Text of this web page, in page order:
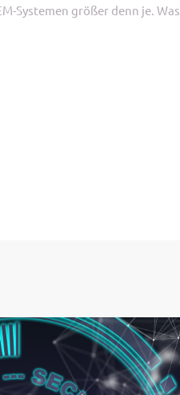
Systemen größer denn je. Was